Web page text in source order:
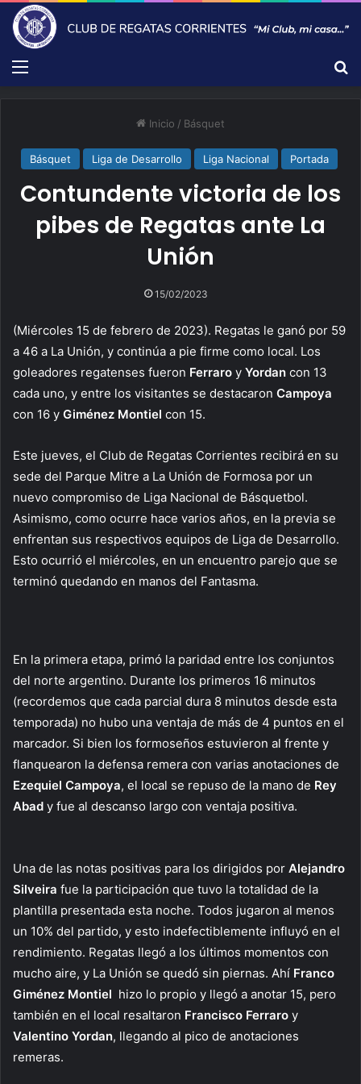
Menú
Inicio / Básquet
Básquet Liga de Desarrollo Liga Nacional Portada
Contundente victoria de los
pibes de Regatas ante La
Unión
15/02/2023
(Miércoles 15 de febrero de 2023). Regatas le ganó por 59
a 46 a La Unión, y continúa a pie firme como local. Los
goleadores regatenses fueron Ferraro y Yordan con 13
cada uno, y entre los visitantes se destacaron Campoya
con 16 y Giménez Montiel con 15.
Este jueves, el Club de Regatas Corrientes recibirá en su
sede del Parque Mitre a La Unión de Formosa por un
nuevo compromiso de Liga Nacional de Básquetbol.
Asimismo, como ocurre hace varios años, en la previa se
enfrentan sus respectivos equipos de Liga de Desarrollo.
Esto ocurrió el miércoles, en un encuentro parejo que se
terminó quedando en manos del Fantasma.
En la primera etapa, primó la paridad entre los conjuntos
del norte argentino. Durante los primeros 16 minutos
(recordemos que cada parcial dura 8 minutos desde esta
temporada) no hubo una ventaja de más de 4 puntos en el
marcador. Si bien los formoseños estuvieron al frente y
flanquearon la defensa remera con varias anotaciones de
Ezequiel Campoya, el local se repuso de la mano de Rey
Abad y fue al descanso largo con ventaja positiva.
Una de las notas positivas para los dirigidos por Alejandro
Silveira fue la participación que tuvo la totalidad de la
plantilla presentada esta noche. Todos jugaron al menos
un 10% del partido, y esto indefectiblemente influyó en el
rendimiento. Regatas llegó a los últimos momentos con
mucho aire, y La Unión se quedó sin piernas. Ahí Franco
Giménez Montiel hizo lo propio y llegó a anotar 15, pero
también en el local resaltaron Francisco Ferraro y
Valentino Yordan, llegando al pico de anotaciones
remeras.